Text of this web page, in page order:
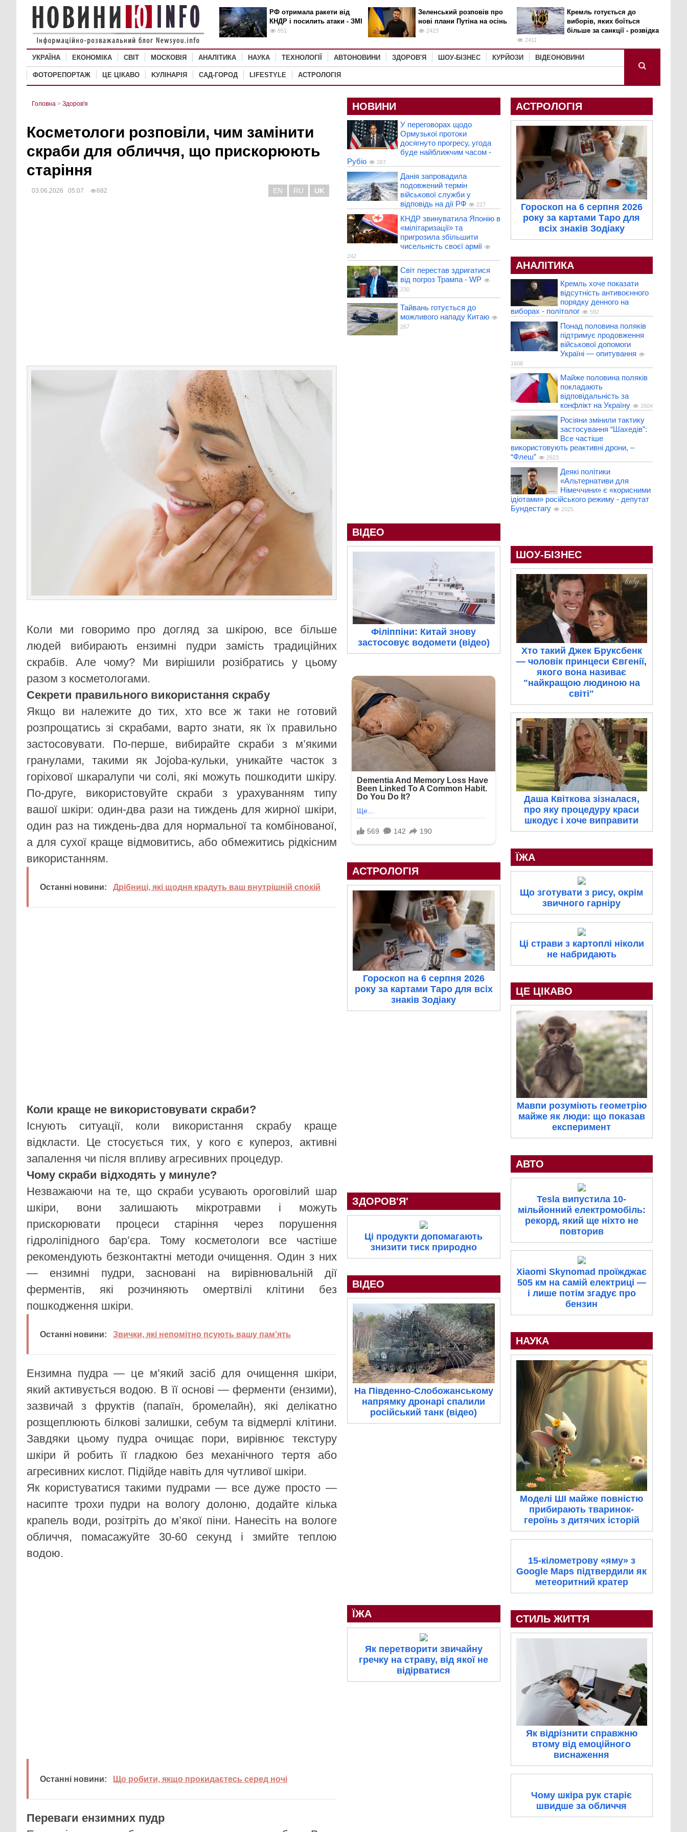
РФ отримала ракети від
КНДР і посилить атаки - ЗМІ
851
Зеленський розповів про
нові плани Путіна на осінь
2423
Кремль готується до
виборів, яких боїться
більше за санкції - розвідка
2411
УКРАЇНА ЕКОНОМІКА СВІТ MОСКОВІЯ АНАЛІТИКА НАУКА ТЕХНОЛОГІЇ АВТОНОВИНИ ЗДОРОВ'Я ШОУ-БІЗНЕС КУРЙОЗИ ВІДЕОНОВИНИ
ФОТОРЕПОРТАЖ ЦЕ ЦІКАВО KУЛІНАРІЯ САД-ГОРОД LIFESTYLE АСТРОЛОГІЯ
Головна > Здоров'я
Косметологи розповіли, чим замінити
скраби для обличчя, що прискорюють
старіння
03.06.2026 05:07 682 EN RU UK
Коли ми говоримо про догляд за шкірою, все більше
людей вибирають ензимні пудри замість традиційних
скрабів. Але чому? Ми вирішили розібратись у цьому
разом з косметологами.
Секрети правильного використання скрабу
Якщо ви належите до тих, хто все ж таки не готовий
розпрощатись зі скрабами, варто знати, як їх правильно
застосовувати. По-перше, вибирайте скраби з м’якими
гранулами, такими як Jojoba-кульки, уникайте часток з
горіхової шкаралупи чи солі, які можуть пошкодити шкіру.
По-друге, використовуйте скраби з урахуванням типу
вашої шкіри: один-два рази на тиждень для жирної шкіри,
один раз на тиждень-два для нормальної та комбінованої,
а для сухої краще відмовитись, або обмежитись рідкісним
використанням.
Останні новини: Дрібниці, які щодня крадуть ваш внутрішній спокій
Коли краще не використовувати скраби?
Існують ситуації, коли використання скрабу краще
відкласти. Це стосується тих, у кого є купероз, активні
запалення чи після впливу агресивних процедур.
Чому скраби відходять у минуле?
Незважаючи на те, що скраби усувають ороговілий шар
шкіри, вони залишають мікротравми і можуть
прискорювати процеси старіння через порушення
гідроліпідного бар’єра. Тому косметологи все частіше
рекомендують безконтактні методи очищення. Один з них
— ензимні пудри, засновані на вирівнювальній дії
ферментів, які розчиняють омертвілі клітини без
пошкодження шкіри.
Останні новини: Звички, які непомітно псують вашу пам’ять
Ензимна пудра — це м’який засіб для очищення шкіри,
який активується водою. В її основі — ферменти (ензими),
зазвичай з фруктів (папаїн, бромелайн), які делікатно
розщеплюють білкові залишки, себум та відмерлі клітини.
Завдяки цьому пудра очищає пори, вирівнює текстуру
шкіри й робить її гладкою без механічного тертя або
агресивних кислот. Підійде навіть для чутливої шкіри.
Як користуватися такими пудрами — все дуже просто —
насипте трохи пудри на вологу долоню, додайте кілька
крапель води, розітріть до м’якої піни. Нанесіть на вологе
обличчя, помасажуйте 30-60 секунд і змийте теплою
водою.
Останні новини: Що робити, якщо прокидаєтесь серед ночі
Переваги ензимних пудр
НОВИНИ
У переговорах щодо
Ормузької протоки
досягнуто прогресу, угода
буде найближчим часом -
Рубіо
267
Данія запровадила
подовжений термін
військової служби у
відповідь на дії РФ
227
КНДР звинуватила Японію в
«мілітаризації» та
пригрозила збільшити
чисельність своєї армії
242
Світ перестав здригатися
від погроз Трампа - WP
230
Тайвань готується до
можливого нападу Китаю
267
ВІДЕО
Філіппіни: Китай знову
застосовує водомети (відео)
АСТРОЛОГІЯ
Гороскоп на 6 серпня 2026
року за картами Таро для всіх
знаків Зодіаку
ЗДОРОВ'Я'
Ці продукти допомагають
знизити тиск природно
ВІДЕО
На Південно-Слобожанському
напрямку дронарі спалили
російський танк (відео)
ЇЖА
Як перетворити звичайну
гречку на страву, від якої не
відірватися
АСТРОЛОГІЯ
Гороскоп на 6 серпня 2026
року за картами Таро для
всіх знаків Зодіаку
АНАЛІТИКА
Кремль хоче показати
відсутність антивоєнного
порядку денного на
виборах - політолог
592
Понад половина поляків
підтримує продовження
військової допомоги
Україні — опитування
1608
Майже половина поляків
покладають
відповідальність за
конфлікт на Україну
2604
Росіяни змінили тактику
застосування “Шахедів”:
Все частіше
використовують реактивні дрони, –
“Флеш”
2623
Деякі політики
«Альтернативи для
Німеччини» є «корисними
ідіотами» російського режиму - депутат
Бундестагу
2025
ШОУ-БІЗНЕС
Хто такий Джек Бруксбенк
— чоловік принцеси Євгенії,
якого вона називає
"найкращою людиною на
світі"
Даша Квіткова зізналася,
про яку процедуру краси
шкодує і хоче виправити
ЇЖА
Що зготувати з рису, окрім
звичного гарніру
Ці страви з картоплі ніколи
не набридають
ЦЕ ЦІКАВО
Мавпи розуміють геометрію
майже як люди: що показав
експеримент
АВТО
Tesla випустила 10-
мільйонний електромобіль:
рекорд, який ще ніхто не
повторив
Xiaomi Skynomad проїжджає
505 км на самій електриці —
і лише потім згадує про
бензин
НАУКА
Моделі ШІ майже повністю
прибирають тваринок-
героїнь з дитячих історій
15-кілометрову «яму» з
Google Maps підтвердили як
метеоритний кратер
СТИЛЬ ЖИТТЯ
Як відрізнити справжню
втому від емоційного
виснаження
Чому шкіра рук старіє
швидше за обличчя